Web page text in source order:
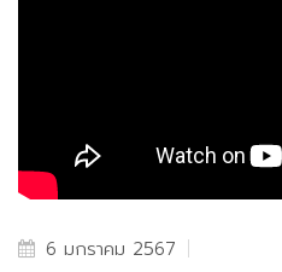
6 มกราคม 2567